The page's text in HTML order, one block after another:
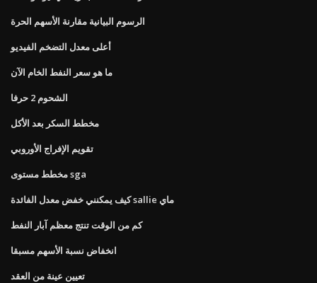
الرسوم البيانية مقارنة الأسهم الحرة
أعلى معدل التضخم الفيديو
ما هو سعر النفط الخام الآن
الشحوم 2 حرفا
مخطط السكر بعد الأكل
تقويم الإفراج الأوروبي
مخطط مستوى sga
كيف يمكنني خفض معدل الفائدة sallie ماي
كم من الوقت تنتج معظم آبار النفط
انخفاض نسبة الأسهم مسبقا
تعيين عينة من العقد